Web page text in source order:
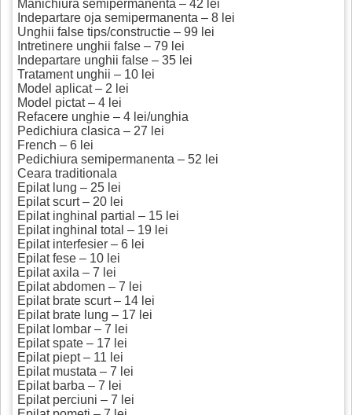
Manichiura semipermanenta – 42 lei
Indepartare oja semipermanenta – 8 lei
Unghii false tips/constructie – 99 lei
Intretinere unghii false – 79 lei
Indepartare unghii false – 35 lei
Tratament unghii – 10 lei
Model aplicat – 2 lei
Model pictat – 4 lei
Refacere unghie – 4 lei/unghia
Pedichiura clasica – 27 lei
French – 6 lei
Pedichiura semipermanenta – 52 lei
Ceara traditionala
Epilat lung – 25 lei
Epilat scurt – 20 lei
Epilat inghinal partial – 15 lei
Epilat inghinal total – 19 lei
Epilat interfesier – 6 lei
Epilat fese – 10 lei
Epilat axila – 7 lei
Epilat abdomen – 7 lei
Epilat brate scurt – 14 lei
Epilat brate lung – 17 lei
Epilat lombar – 7 lei
Epilat spate – 17 lei
Epilat piept – 11 lei
Epilat mustata – 7 lei
Epilat barba – 7 lei
Epilat perciuni – 7 lei